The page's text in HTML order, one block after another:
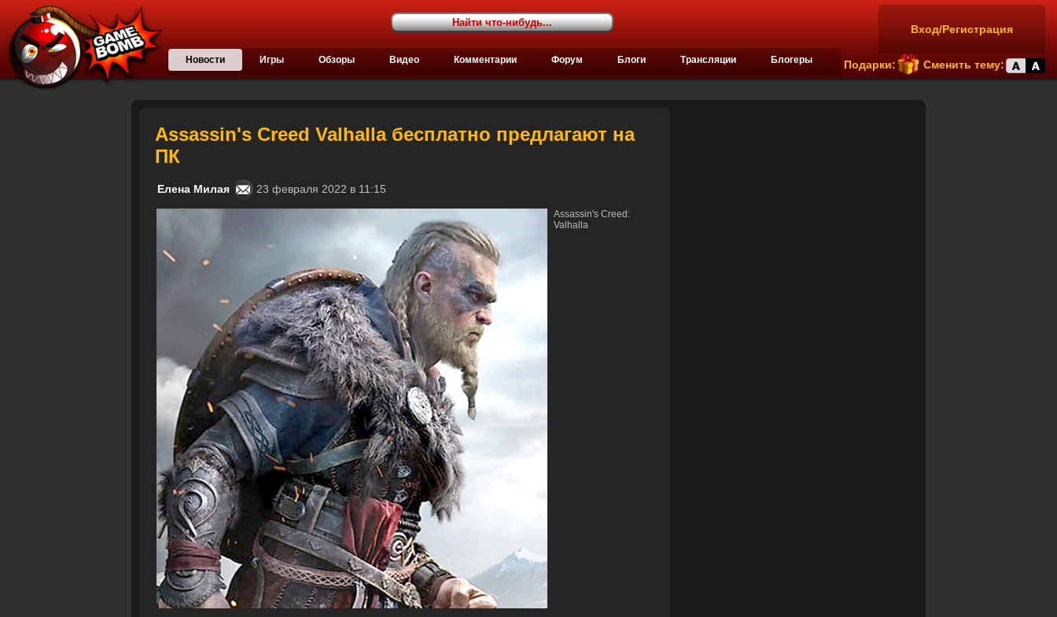
Вход/Регистрация
Подарки: Сменить тему:
Новости Игры Обзоры Видео Комментарии Форум Блоги Трансляции Блогеры
Assassin's Creed Valhalla бесплатно предлагают на
ПК
Елена Милая 23 февраля 2022 в 11:15
Assassin's Creed:
Valhalla